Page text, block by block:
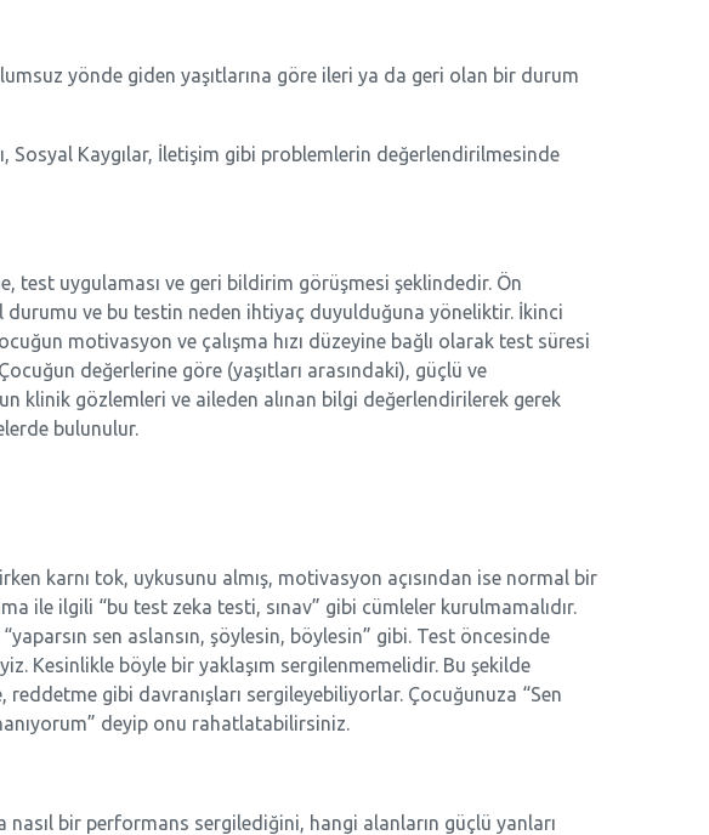
yönde giden yaşıtlarına göre ileri ya da geri olan bir durum
Sosyal Kaygılar, İletişim gibi problemlerin değerlendirilmesinde
test uygulaması ve geri bildirim görüşmesi şeklindedir. Ön
durumu ve bu testin neden ihtiyaç duyulduğuna yöneliktir. İkinci
motivasyon ve çalışma hızı düzeyine bağlı olarak test süresi
değerlerine göre (yaşıtları arasındaki), güçlü ve
klinik gözlemleri ve aileden alınan bilgi değerlendirilerek gerek
bulunulur.
karnı tok, uykusunu almış, motivasyon açısından ise normal bir
ile ilgili “bu test zeka testi, sınav” gibi cümleler kurulmamalıdır.
sen aslansın, şöylesin, böylesin” gibi. Test öncesinde
Kesinlikle böyle bir yaklaşım sergilenmemelidir. Bu şekilde
reddetme gibi davranışları sergileyebiliyorlar. Çocuğunuza “Sen
deyip onu rahatlatabilirsiniz.
nasıl bir performans sergilediğini, hangi alanların güçlü yanları